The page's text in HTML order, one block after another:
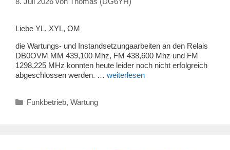
Liebe YL, XYL, OM
die Wartungs- und Instandsetzungaarbeiten an den Relais
DB0OVM MM 439,100 Mhz, FM 438,600 Mhz und FM
1298,225 MHz konnten heute leider noch nicht erfolgreich
abgeschlossen werden. … weiterlesen
Kategorien
Funkbetrieb, Wartung